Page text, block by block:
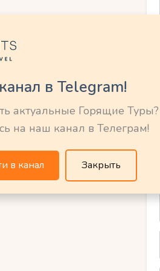
(Задар)
с детьми.
в Telegram!
актуальные Горящие
на наш канал в Телеграм!
в канал Закрыть